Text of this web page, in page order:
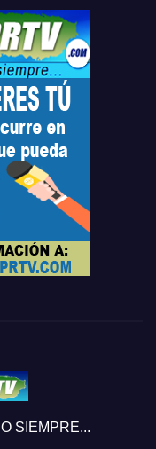
SIEMPRE...